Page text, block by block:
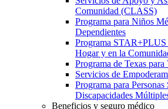
Comunidad (CLASS)
Programa para Niños
Dependientes
Programa STAR+PLUS
Hogar y en la
Programa de Texas
Servicios de
Programa para
Discapacidades
Beneficios y seguro médico